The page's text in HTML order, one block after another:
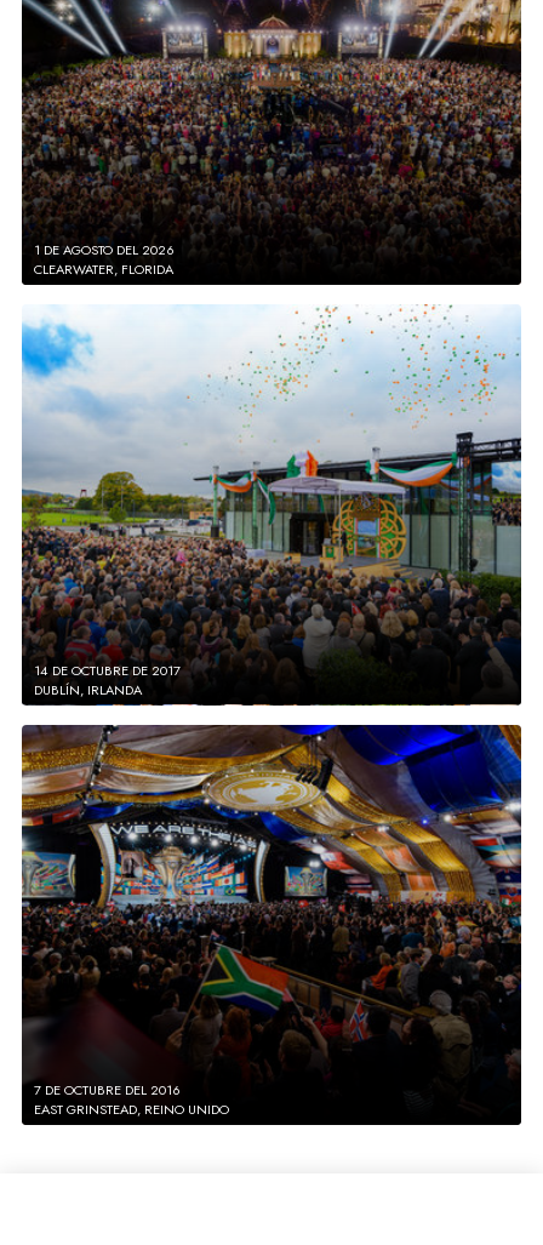
1 DE AGOSTO DEL 2026
CLEARWATER, FLORIDA
14 DE OCTUBRE DE 2017
DUBLÍN, IRLANDA
7 DE OCTUBRE DEL 2016
EAST GRINSTEAD, REINO UNIDO